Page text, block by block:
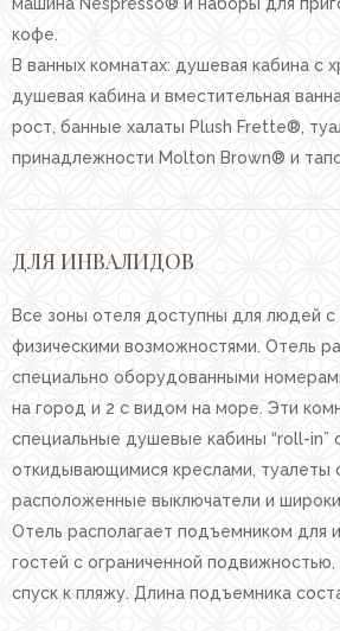
машина Nespresso® и наборы для
кофе.
В ванных комнатах: душевая кабина с
душевая кабина и вместительная
рост, банные халаты Plush Frette®,
принадлежности Molton Brown® и
ДЛЯ ИНВАЛИДОВ
Все зоны отеля доступны для людей с
физическими возможностями. Отель
специально оборудованными
на город и 2 с видом на море. Эти
специальные душевые кабины “roll-in”
откидывающимися креслами, туалеты
расположенные выключатели и
Отель располагает подъемником для
гостей с ограниченной подвижностью,
спуск к пляжу. Длина подъемника